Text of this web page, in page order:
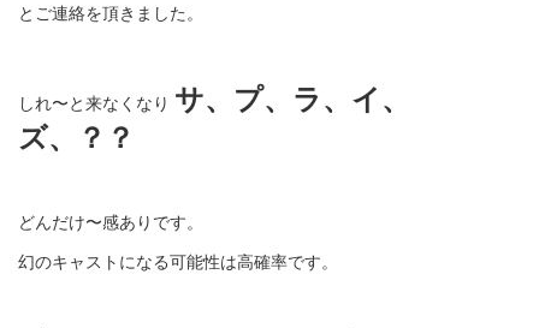
とご連絡を頂きました。
しれ〜と来なくなり サ、プ、ラ、イ、
ズ、？？
どんだけ〜感ありです。
幻のキャストになる可能性は高確率です。